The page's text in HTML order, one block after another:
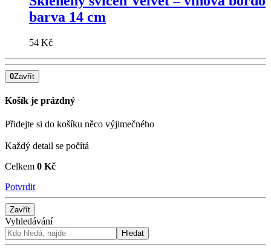
barva 14 cm
54 Kč
0Zavřít
Košík je prázdný
Přidejte si do košíku něco výjimečného
Každý detail se počítá
Celkem 0 Kč
Potvrdit
Zavřít
Vyhledávání
Hledat